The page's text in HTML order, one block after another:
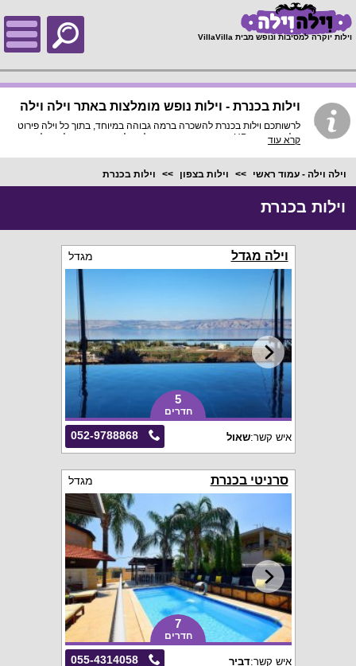
וילות יוקרה למסיבות ונופש מבית VillaVilla
וילות בכנרת - וילות נופש מומלצות באתר וילה וילה
לרשותכם וילות בכנרת להשכרה ברמה גבוהה במיוחד, בתוך כל וילה פירוט
מלא, תמונות HD והכי חשוב התאמה מלאה לסמארטפונים ולטאבלטים,
קרא עוד
וילה וילה - עמוד ראשי וילות בצפון וילות בכנרת
וילות בכנרת
וילה מגדל מגדל
5
חדרים
052-9788868 איש קשר:שאול
סרניטי בכנרת מגדל
7
חדרים
055-4314058 איש קשר:דביר